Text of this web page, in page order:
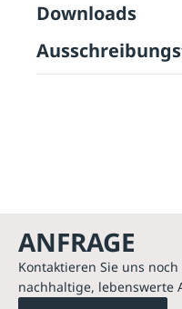
Downloads
ANFRAGE
Kontaktieren Sie uns
nachhaltige, lebenswerte